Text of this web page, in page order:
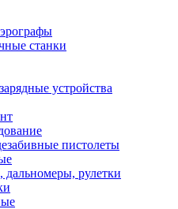
станки
устройства
пистолеты
дальномеры, рулетки